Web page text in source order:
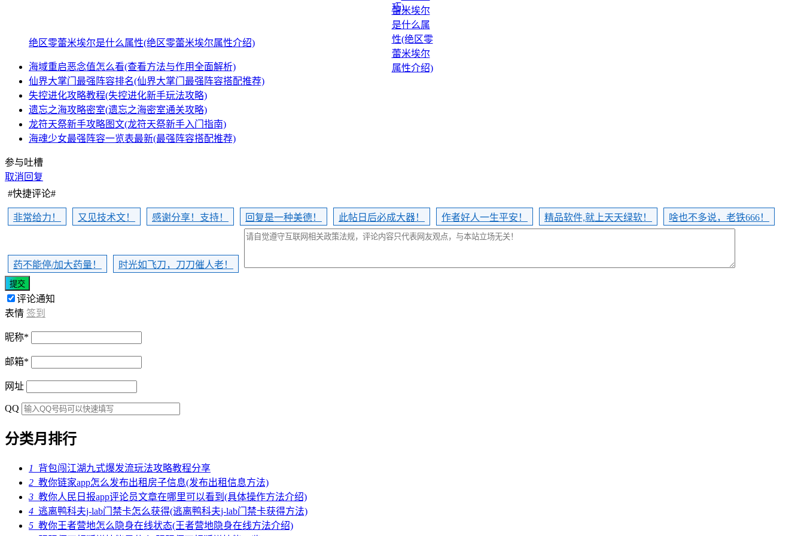
绝区零蕾米埃尔是什么属性(绝区零蕾米埃尔属性介绍)
海域重启恶念值怎么看(查看方法与作用全面解析)
仙界大掌门最强阵容排名(仙界大掌门最强阵容搭配推荐)
失控进化攻略教程(失控进化新手玩法攻略)
遗忘之海攻略密室(遗忘之海密室通关攻略)
龙符天祭新手攻略图文(龙符天祭新手入门指南)
海魂少女最强阵容一览表最新(最强阵容搭配推荐)
参与吐槽
取消回复
#快捷评论#
非常给力！ 又见技术文！ 感谢分享！支持！ 回复是一种美德！ 此帖日后必成大器！ 作者好人一生平安！ 精品软件,就上天天绿软！ 啥也不多说，老铁666！
药不能停/加大药量！ 时光如飞刀，刀刀催人老！
提交
评论通知
表情 签到
昵称*
邮箱*
网址
QQ
分类月排行
1
背包闯江湖九式爆发流玩法攻略教程分享
2 教你链家app怎么发布出租房子信息(发布出租信息方法)
3 教你人民日报app评论员文章在哪里可以看到(具体操作方法介绍)
4 逃离鸭科夫j-lab门禁卡怎么获得(逃离鸭科夫j-lab门禁卡获得方法)
5 教你王者营地怎么隐身在线状态(王者营地隐身在线方法介绍)